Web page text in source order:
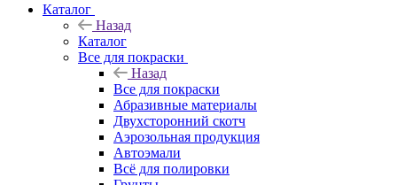
Каталог
Назад
Каталог
Все для покраски
Назад
Все для покраски
Абразивные материалы
Двухсторонний скотч
Аэрозольная продукция
Автоэмали
Всё для полировки